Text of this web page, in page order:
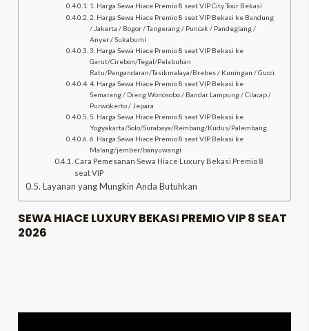
1. Harga Sewa Hiace Premio 8 seat VIP City Tour Bekasi
2. Harga Sewa Hiace Premio 8 seat VIP Bekasi ke Bandung
/ Jakarta / Bogor / Tangerang / Puncak / Pandeglang /
Anyer / Sukabumi
3. Harga Sewa Hiace Premio 8 seat VIP Bekasi ke
Garut/Cirebon/Tegal/Pelabuhan
Ratu/Pangandaran/Tasikmalaya/Brebes / Kuningan / Gucci
4. Harga Sewa Hiace Premio 8 seat VIP Bekasi ke
Semarang / Dieng Wonosobo / Bandar Lampung / Cilacap /
Purwokerto / Jepara
5. Harga Sewa Hiace Premio 8 seat VIP Bekasi ke
Yogyakarta/Solo/Surabaya/Rembang/Kudus/Palembang
6. Harga Sewa Hiace Premio 8 seat VIP Bekasi ke
Malang/jember/banyuwangi
Cara Pemesanan Sewa Hiace Luxury Bekasi Premio 8
seat VIP
Layanan yang Mungkin Anda Butuhkan
SEWA HIACE LUXURY BEKASI PREMIO VIP 8 SEAT
2026